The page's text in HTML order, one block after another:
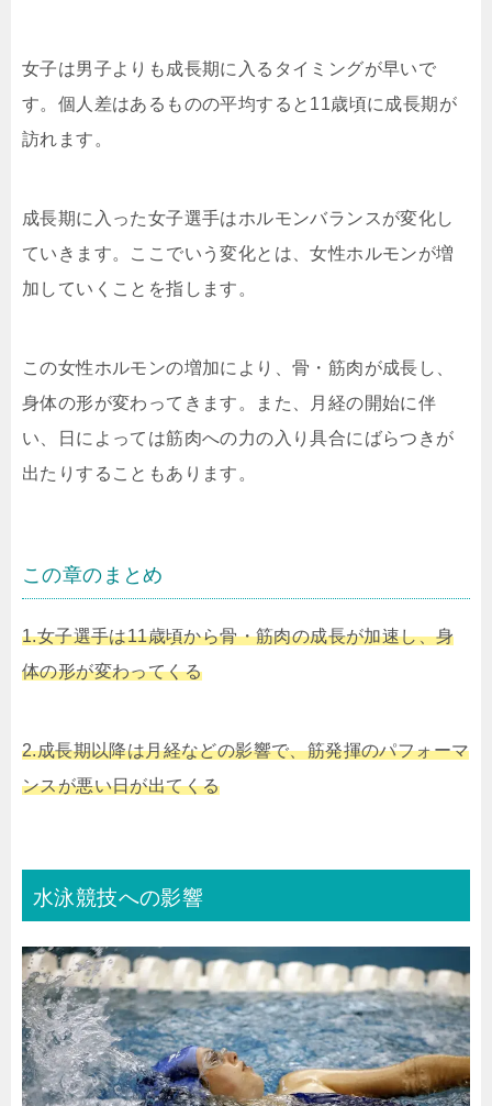
女子は男子よりも成長期に入るタイミングが早いで
す。個人差はあるものの平均すると11歳頃に成長期が
訪れます。
成長期に入った女子選手はホルモンバランスが変化し
ていきます。ここでいう変化とは、女性ホルモンが増
加していくことを指します。
この女性ホルモンの増加により、骨・筋肉が成長し、
身体の形が変わってきます。また、月経の開始に伴
い、日によっては筋肉への力の入り具合にばらつきが
出たりすることもあります。
この章のまとめ
1.女子選手は11歳頃から骨・筋肉の成長が加速し、身
体の形が変わってくる
2.成長期以降は月経などの影響で、筋発揮のパフォーマ
ンスが悪い日が出てくる
水泳競技への影響